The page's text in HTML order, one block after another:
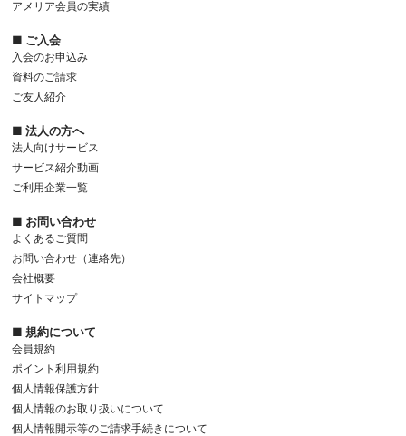
アメリア会員の実績
■ ご入会
入会のお申込み
資料のご請求
ご友人紹介
■ 法人の方へ
法人向けサービス
サービス紹介動画
ご利用企業一覧
■ お問い合わせ
よくあるご質問
お問い合わせ（連絡先）
会社概要
サイトマップ
■ 規約について
会員規約
ポイント利用規約
個人情報保護方針
個人情報のお取り扱いについて
個人情報開示等のご請求手続きについて